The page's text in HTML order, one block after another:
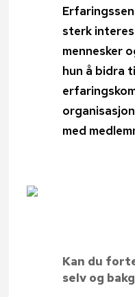
sterk
mennesker
hun å bidra
med
Kan du
selv og